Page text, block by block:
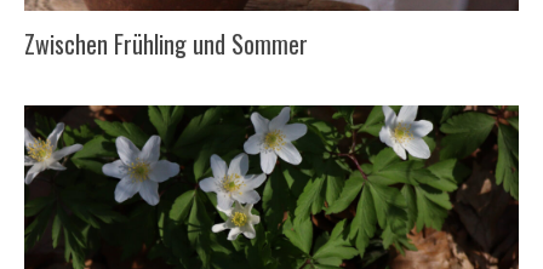
Zwischen Frühling und Sommer